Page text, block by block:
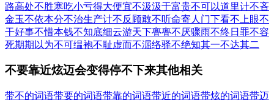
路高处不胜寒吃小亏得大便宜不汲汲于富贵不可以道里计不吝
金玉不依本分不治生产计不反顾敢不听命寄人门下看不上眼不
干好事不惜本钱不知底细云游天下亹亹不厌骤雨不终日 罪不容
死期期以为不可缊袍不耻虚而不淈络驿不绝知其一不达其二
不要靠近炫迈会变得停不下来其他相关
带不的词语带要的词语带靠的词语带近的词语带炫的词语带迈